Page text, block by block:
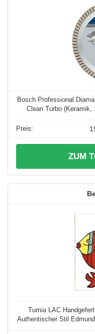
Bosch Professional
Clean Turbo
ZUM
Tumia LAC
Authentischer Stil